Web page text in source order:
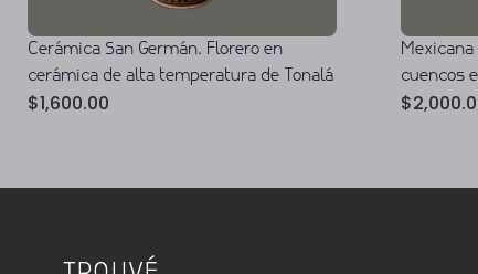
Cerámica San Germán. Florero en
cerámica de alta temperatura de Tonalá
$1,600.00
Mexicana
cuencos
$